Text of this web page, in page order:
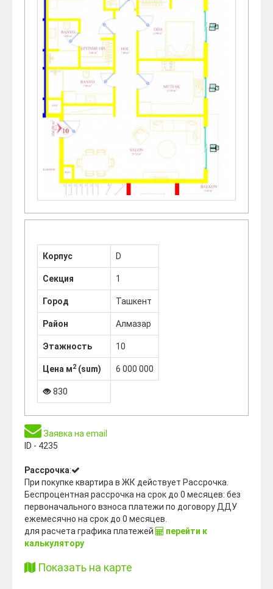
Корпус D
Секция 1
Город Ташкент
Район Алмазар
Этажность 10
Цена м2(sum) 6 000 000
830
Заявка на email
ID - 4235
Рассрочка:
При покупке квартира в ЖК действует Рассрочка.
Беспроцентная рассрочка на срок до 0 месяцев: без
первоначального взноса платежи по договору ДДУ
ежемесячно на срок до 0 месяцев.
для расчета графика платежей
перейти к
калькулятору
Показать на карте